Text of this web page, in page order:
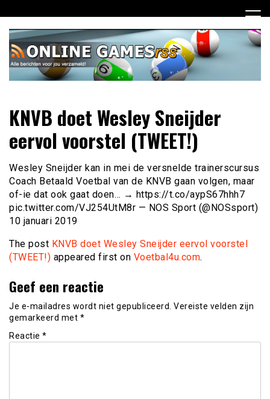
naar
inhoud
Online Games RSS
verzameld
KNVB doet Wesley Sneijder
eervol voorstel (TWEET!)
Wesley Sneijder kan in mei de versnelde trainerscursus
Coach Betaald Voetbal van de KNVB gaan volgen, maar
of-ie dat ook gaat doen… → https://t.co/aypS67hhh7
pic.twitter.com/VJ254UtM8r — NOS Sport (@NOSsport)
10 januari 2019
The post KNVB doet Wesley Sneijder eervol voorstel
(TWEET!) appeared first on Voetbal4u.com.
Geef een reactie
Je e-mailadres wordt niet gepubliceerd. Vereiste velden zijn
gemarkeerd met *
Reactie *